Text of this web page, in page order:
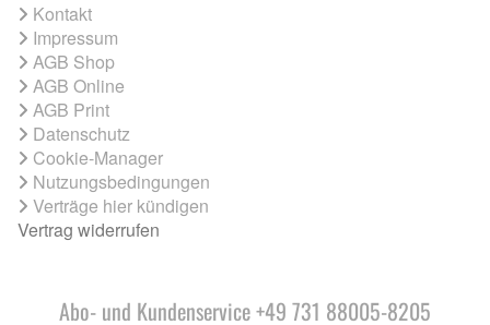
Kontakt
Impressum
AGB Shop
AGB Online
AGB Print
Datenschutz
Cookie-Manager
Nutzungsbedingungen
Verträge hier kündigen
Vertrag widerrufen
Abo- und Kundenservice +49 731 88005-8205